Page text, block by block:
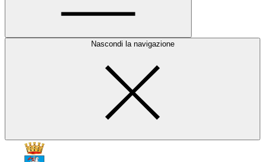
Nascondi la navigazione